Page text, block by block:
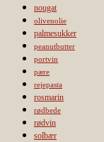
nougat
olivenolie
palmesukker
peanutbutter
portvin
pære
rejepasta
rosmarin
rødbede
rødvin
solbær